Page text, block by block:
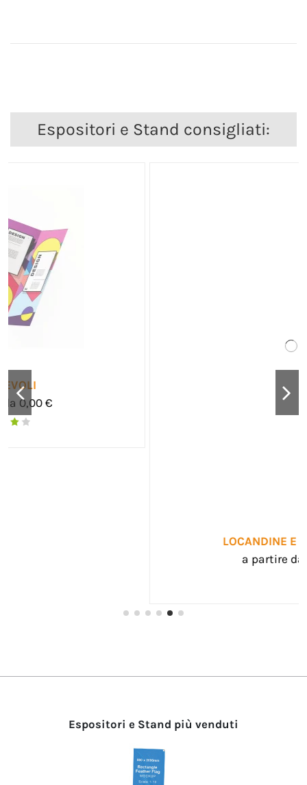
Espositori e Stand consigliati:
Espositori e Stand più venduti